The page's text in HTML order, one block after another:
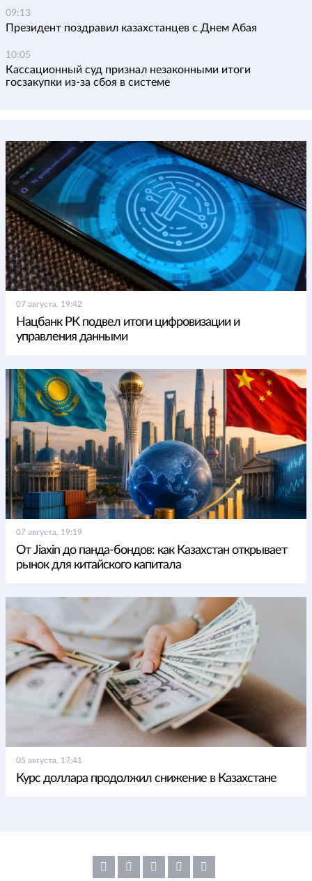
09:13
Президент поздравил казахстанцев с Днем Абая
10:05
Кассационный суд признал незаконными итоги
госзакупки из-за сбоя в системе
07 августа, 19:42
Нацбанк РК подвел итоги цифровизации и
управления данными
07 августа, 19:19
От Jiaxin до панда-бондов: как Казахстан открывает
рынок для китайского капитала
05 августа, 17:41
Курс доллара продолжил снижение в Казахстане